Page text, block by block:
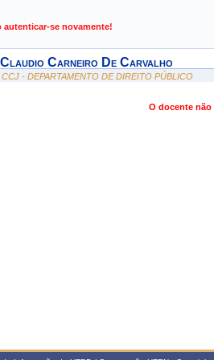
autenticar-se novamente!
Carneiro De Carvalho
- DEPARTAMENTO DE DIREITO PÚBLICO
O docente